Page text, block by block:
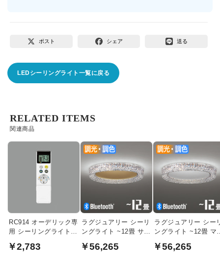
ポスト シェア 送る
LEDシーリングライト一覧に戻る
関連商品
RELATED ITEMS
RC914 オーデリック専
用 シーリングライト用
￥2,783
ラグジュアリー シーリ
ングライト ~12畳 サテ
対応
￥56,265
ラグジュアリー シー
ングライト ~12畳 マ
対応
￥56,265